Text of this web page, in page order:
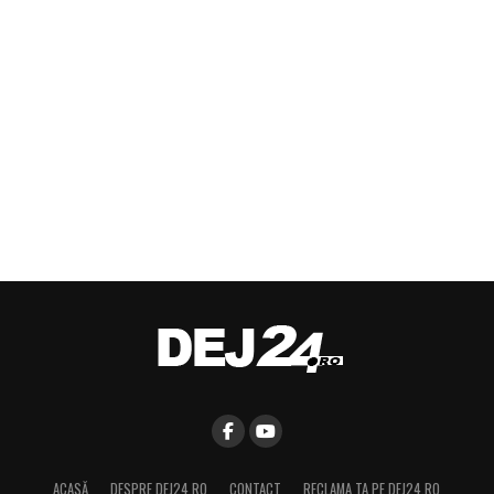
ACASĂ DESPRE DEJ24.RO CONTACT RECLAMA TA PE DEJ24.RO